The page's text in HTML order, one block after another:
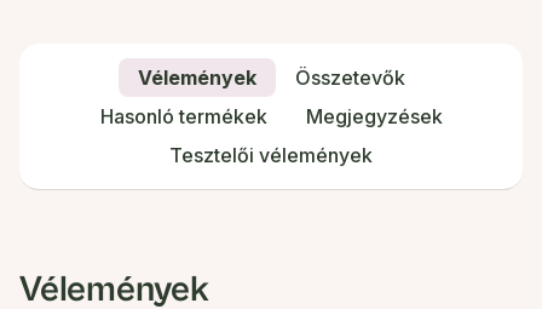
Vélemények
Összetevők
Hasonló termékek
Megjegyzések
Tesztelői vélemények
Vélemények